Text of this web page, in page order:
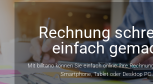
Rechnung
einfach
Mit billtano können Sie einfach online Ihre
Smartphone, Tablet oder Desktop PC